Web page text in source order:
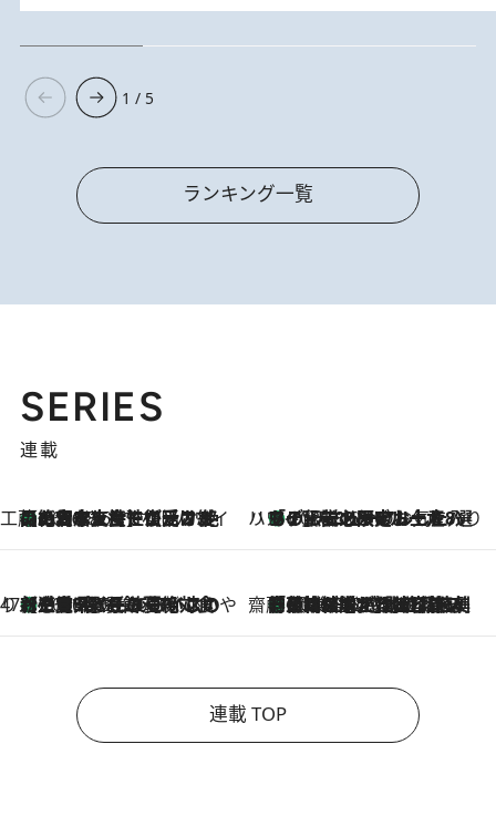
1 / 5
ランキング一覧
SERIES
連載
工藤まやのおもてなしハワイ
2026.8.6
【ハワイ土産】ローカルの絶大な支持で復活！ 絶品の幻クッキー《元ファンの日本人女性が受け継いだ名店》 ハワイ賢者 リサのお気に入りリスト2026.8.6
あの伝説の限定トートも！ リニューアルした「ディーン＆デルーカ ハワイ」で必須のお土産8選
47都道府県の手みやげ ひんやりスイーツで夏を満喫
2026.8.6
【三重県】この夏絶対食べたい 冷やしておいしいおやつ3選 お餅×アイスの新感覚スイーツ 齋藤 薫 美容脳ルネサンス
2026.8.6
「荷物が増えるほど旅ストレスは増す」美容ジャーナリストがたどり着いた最終結論。“化粧品を劇的に減らす”感動の凝縮美容とは
連載 TOP